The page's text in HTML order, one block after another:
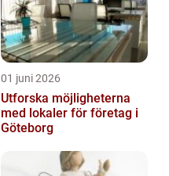
01 juni 2026
Utforska möjligheterna
med lokaler för företag i
Göteborg